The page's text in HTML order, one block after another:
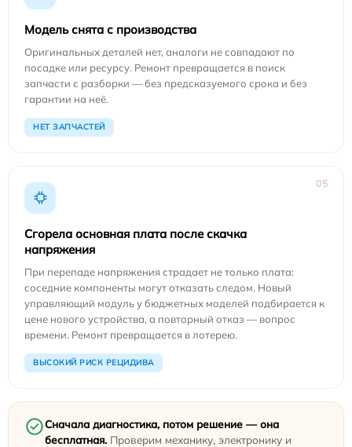
Модель снята с производства
Оригинальных деталей нет, аналоги не совпадают по
посадке или ресурсу. Ремонт превращается в поиск
запчасти с разборки — без предсказуемого срока и без
гарантии на неё.
НЕТ ЗАПЧАСТЕЙ
05
Сгорела основная плата после скачка
напряжения
При перепаде напряжения страдает не только плата:
соседние компоненты могут отказать следом. Новый
управляющий модуль у бюджетных моделей подбирается к
цене нового устройства, а повторный отказ — вопрос
времени. Ремонт превращается в лотерею.
ВЫСОКИЙ РИСК РЕЦИДИВА
Сначала диагностика, потом решение — она
бесплатная. Проверим механику, электронику и